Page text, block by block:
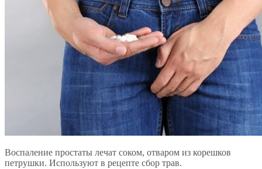
Воспаление простаты лечат соком, отваром из корешков
петрушки. Используют в рецепте сбор трав.